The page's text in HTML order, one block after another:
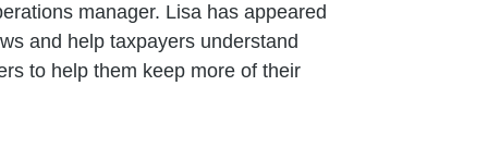
manager. Lisa has appeared
and help taxpayers understand
to help them keep more of their